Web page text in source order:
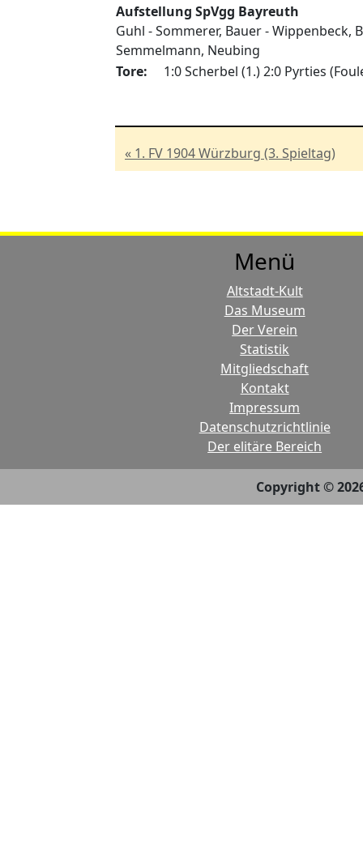
Aufstellung SpVgg Bayreuth
Guhl - Sommerer, Bauer - Wippenbeck,
Semmelmann, Neubing
Tore:
1:0 Scherbel (1.) 2:0 Pyrties
« 1. FV 1904 Würzburg (3. Spieltag)
Menü
Altstadt-Kult
Das Museum
Der Verein
Statistik
Mitgliedschaft
Kontakt
Impressum
Datenschutzrichtlinie
Der elitäre Bereich
Copyright ©